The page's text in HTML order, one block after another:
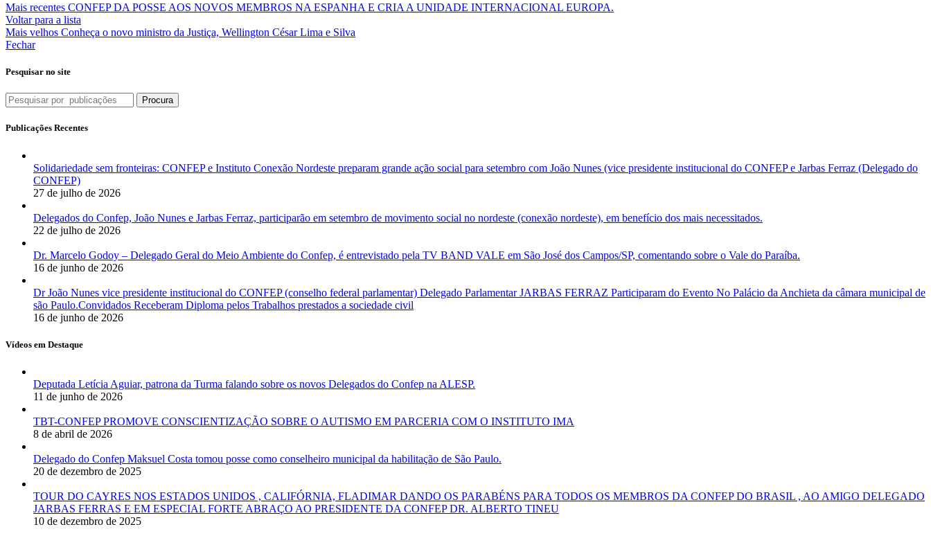
Mais recentes CONFEP DA POSSE AOS NOVOS MEMBROS NA ESPANHA E CRIA A UNIDADE INTERNACIONAL EUROPA.
Voltar para a lista
Mais velhos Conheça o novo ministro da Justiça, Wellington César Lima e Silva
Fechar
Pesquisar no site
Procura
Publicações Recentes
Solidariedade sem fronteiras: CONFEP e Instituto Conexão Nordeste preparam grande ação social para setembro com João Nunes (vice presidente institucional do CONFEP e Jarbas Ferraz (Delegado do
CONFEP)
27 de julho de 2026
Delegados do Confep, João Nunes e Jarbas Ferraz, participarão em setembro de movimento social no nordeste (conexão nordeste), em benefício dos mais necessitados.
22 de julho de 2026
Dr. Marcelo Godoy – Delegado Geral do Meio Ambiente do Confep, é entrevistado pela TV BAND VALE em São José dos Campos/SP, comentando sobre o Vale do Paraíba.
16 de junho de 2026
Dr João Nunes vice presidente institucional do CONFEP (conselho federal parlamentar) Delegado Parlamentar JARBAS FERRAZ Participaram do Evento No Palácio da Anchieta da câmara municipal de
são Paulo.Convidados Receberam Diploma pelos Trabalhos prestados a sociedade civil
16 de junho de 2026
Vídeos em Destaque
Deputada Letícia Aguiar, patrona da Turma falando sobre os novos Delegados do Confep na ALESP.
11 de junho de 2026
TBT-CONFEP PROMOVE CONSCIENTIZAÇÃO SOBRE O AUTISMO EM PARCERIA COM O INSTITUTO IMA
8 de abril de 2026
Delegado do Confep Maksuel Costa tomou posse como conselheiro municipal da habilitação de São Paulo.
20 de dezembro de 2025
TOUR DO CAYRES NOS ESTADOS UNIDOS , CALIFÓRNIA, FLADIMAR DANDO OS PARABÉNS PARA TODOS OS MEMBROS DA CONFEP DO BRASIL , AO AMIGO DELEGADO
JARBAS FERRAS E EM ESPECIAL FORTE ABRAÇO AO PRESIDENTE DA CONFEP DR. ALBERTO TINEU
10 de dezembro de 2025